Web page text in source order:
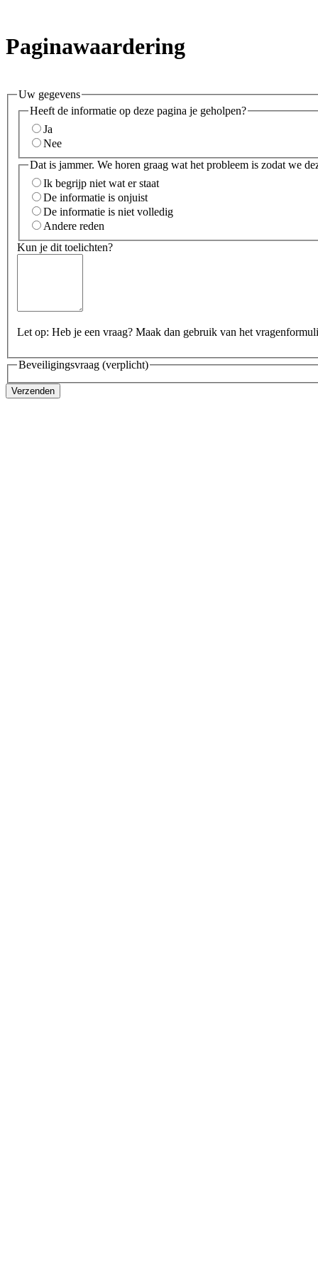
Paginawaardering
Uw gegevens
Heeft de informatie op deze pagina je geholpen?
Ja
Nee
Dat is jammer. We horen graag wat het probleem is zodat we
Ik begrijp niet wat er staat
De informatie is onjuist
De informatie is niet volledig
Andere reden
Kun je dit toelichten?
Let op: Heb je een vraag? Maak dan gebruik van het
Beveiligingsvraag (verplicht)
Verzenden